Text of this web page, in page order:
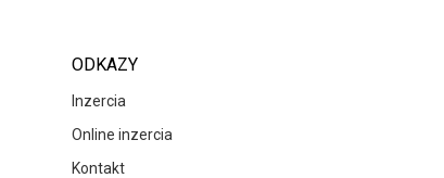
ODKAZY
Inzercia
Online inzercia
Kontakt